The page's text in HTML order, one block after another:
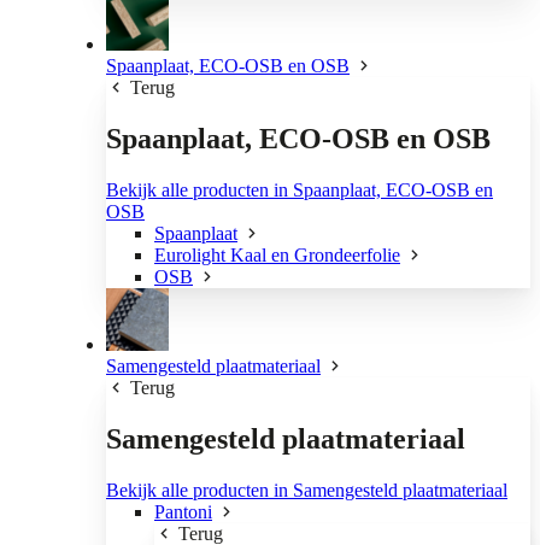
Spaanplaat, ECO-OSB en OSB
Terug
Spaanplaat, ECO-OSB en OSB
Bekijk alle producten in Spaanplaat, ECO-OSB en
OSB
Spaanplaat
Eurolight Kaal en Grondeerfolie
OSB
Samengesteld plaatmateriaal
Terug
Samengesteld plaatmateriaal
Bekijk alle producten in Samengesteld plaatmateriaal
Pantoni
Terug